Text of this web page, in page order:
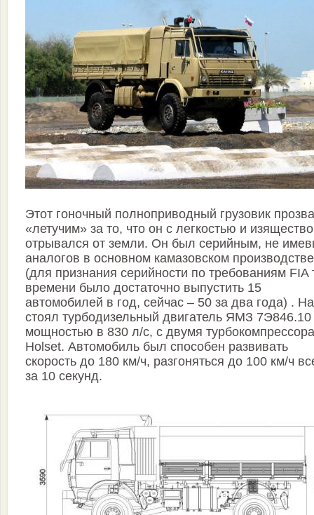
Этот гоночный полноприводный грузовик
«летучим» за то, что он с легкостью и
отрывался от земли. Он был серийным, не
аналогов в основном камазовском производстве
(для признания серийности по требованиям FIA
времени было достаточно выпустить 15
автомобилей в год, сейчас – 50 за два года) .
стоял турбодизельный двигатель ЯМЗ 7Э846.10
мощностью в 830 л/с, с двумя
Holset. Автомобиль был способен развивать
скорость до 180 км/ч, разгоняться до 100 км/ч
за 10 секунд.